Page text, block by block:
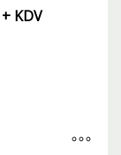
+ KDV